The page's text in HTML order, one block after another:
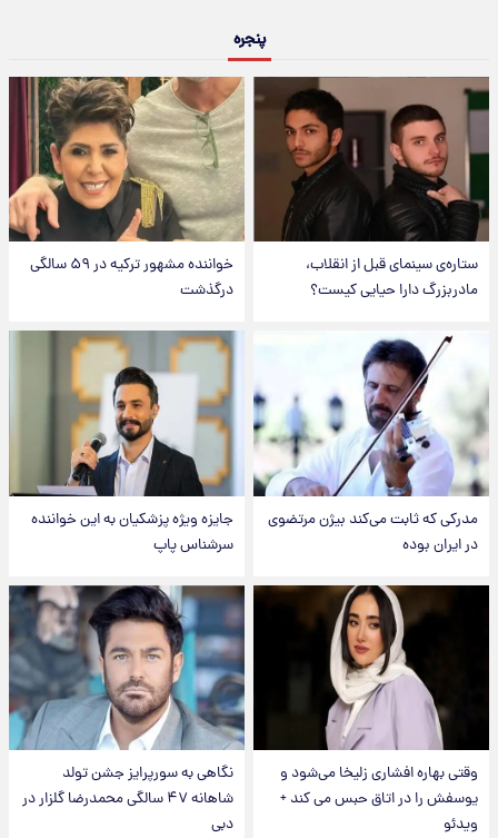
پنجره
ستاره‌ی سینمای قبل از انقلاب،
مادربزرگ دارا حیایی کیست؟
خواننده مشهور ترکیه در ۵۹ سالگی
درگذشت
مدرکی که ثابت می‌کند بیژن مرتضوی
در ایران بوده
جایزه ویژه پزشکیان به این خواننده
سرشناس پاپ
وقتی بهاره افشاری زلیخا می‌شود و
یوسفش را در اتاق حبس می کند +
ویدئو
نگاهی به سورپرایز جشن تولد
شاهانه ۴۷ سالگی محمدرضا گلزار در
دبی